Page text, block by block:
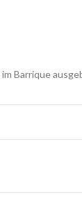
Barrique